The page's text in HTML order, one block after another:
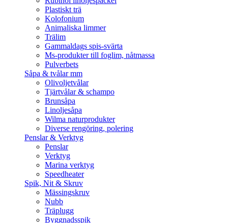
Plastiskt trä
Kolofonium
Animaliska limmer
Trälim
Gammaldags spis-svärta
Ms-produkter till foglim, nåtmassa
Pulverbets
Såpa & tvålar mm
Olivoljetvålar
Tjärtvålar & schampo
Brunsåpa
Linoljesåpa
Wilma naturprodukter
Diverse rengöring, polering
Penslar & Verktyg
Penslar
Verktyg
Marina verktyg
Speedheater
Spik, Nit & Skruv
Mässingskruv
Nubb
Träplugg
Byggnadsspik